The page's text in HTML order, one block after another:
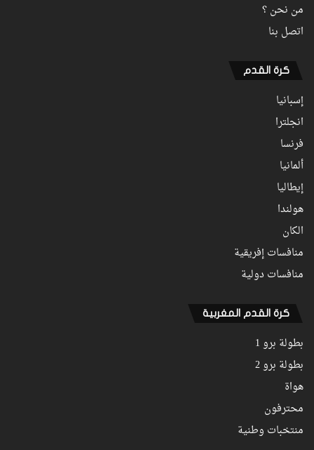
من نحن ؟
اتصل بنا
كرة القدم
إسبانيا
انجلترا
فرنسا
ألمانيا
إيطاليا
هولندا
الكان
منافسات إفريقية
منافسات دولية
كرة القدم المغربية
بطولة برو 1
بطولة برو 2
هواة
محترفون
منتخبات وطنية